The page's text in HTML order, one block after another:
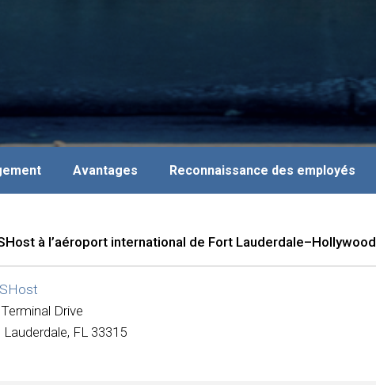
Avantages Reconnaissance des employés
à l’aéroport international de Fort Lauderdale–Hollywood
Drive
FL 33315